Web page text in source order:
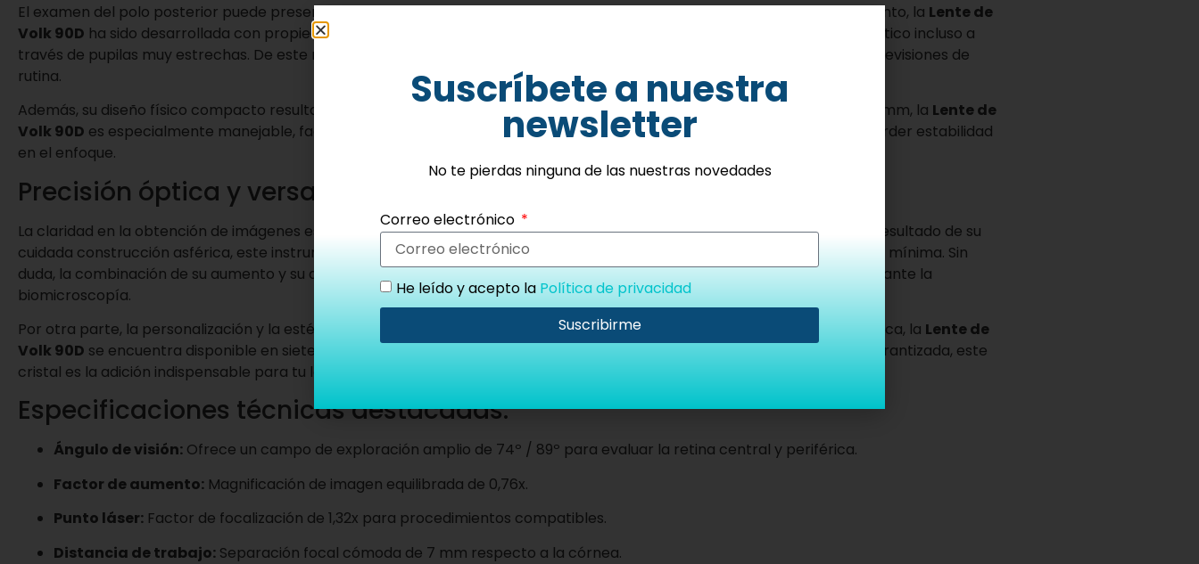
El examen del polo posterior puede presentar grandes dificultades cuando el paciente muestra una miosis severa. Por lo tanto, la Lente de
Volk 90D ha sido desarrollada con propiedades ópticas especiales que permiten la visualización de la mácula y el nervio óptico incluso a
través de pupilas muy estrechas. De este modo, se reduce notablemente la necesidad de aplicar fármacos midriáticos en revisiones de
rutina.
Además, su diseño físico compacto resulta sumamente ventajoso en el gabinete. Gracias a su diámetro exterior de sólo 26 mm, la Lente de
Volk 90D es especialmente manejable, facilitando una manipulación ágil y dinámica entre los párpados del paciente sin perder estabilidad
en el enfoque.
Precisión óptica y versatilidad en el gabinete
La claridad en la obtención de imágenes es fundamental para detectar patologías maculares de forma temprana. Como resultado de su
cuidada construcción asférica, este instrumento proporciona un campo dinámico excepcional con una distorsión periférica mínima. Sin
duda, la combinación de su aumento y su distancia de trabajo óptima agiliza de manera significativa el registro de datos durante la
biomicroscopía.
Por otra parte, la personalización y la estética también forman parte de este modelo. Para adaptarse al estilo de cada clínica, la Lente de
Volk 90D se encuentra disponible en siete colores diferentes. Si buscas un rendimiento clínico superior y una durabilidad garantizada, este
cristal es la adición indispensable para tu lámpara de hendidura.
Especificaciones técnicas destacadas:
Ángulo de visión: Ofrece un campo de exploración amplio de 74º / 89º para evaluar la retina central y periférica.
Factor de aumento: Magnificación de imagen equilibrada de 0,76x.
Punto láser: Factor de focalización de 1,32x para procedimientos compatibles.
Distancia de trabajo: Separación focal cómoda de 7 mm respecto a la córnea.
Suscríbete a nuestra
newsletter
No te pierdas ninguna de las nuestras novedades
Correo electrónico
He leído y acepto la Política de privacidad
Suscribirme